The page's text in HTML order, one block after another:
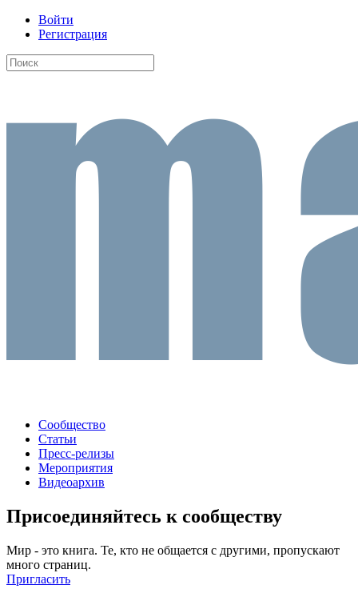
Войти
Регистрация
Сообщество
Статьи
Пресс-релизы
Мероприятия
Видеоархив
Присоединяйтесь к сообществу
Мир - это книга. Те, кто не общается с другими, пропускают
много страниц.
Пригласить